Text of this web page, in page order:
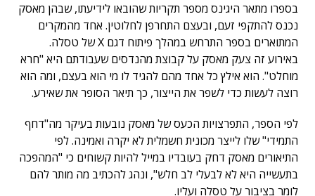
בספרו מתאר היגינס מספר תקריות שהובאו לידיעתו, שבהן מאסק
נכנס להתקפי זעם, ובעצם התחרפן לחלוטין. אחד מהמקרים
המתוארים בספר התרחש במהלך פיתוח דגם X של טסלה.
באירוע זה צעק מאסק על קבוצת מהנדסים שעבודתם היא "חרא
מוחלט". הוא אילץ כל אחד מהם להגיד לו מי הוא בעצם, ומה הוא
רוצה לעשות כדי לשפר את הייצור, כך תיאר הסופר את שאירע.
לפי הספר, התפרצויות הכעס של מאסק נובעות בעיקר מה"דחף
התמידי" שלו לייצר מכונית חשמלית לא יקרה ואמינה. לפי
התיאורים מאסק דחק בעובדיו במייל להיות קשוחים כי "המהפכה
בתעשייה היא לא לבעלי לב חלש", ונהג להכתיב מה מותר להם
לומר בציבור על טסלה ועליו.